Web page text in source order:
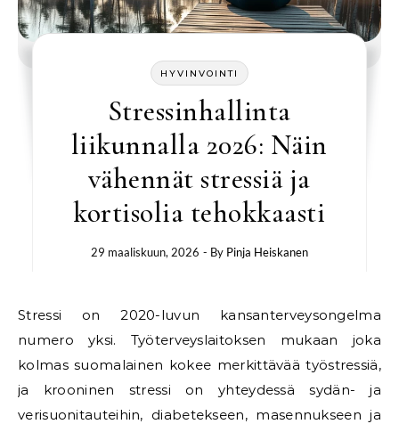
HYVINVOINTI
Stressinhallinta
liikunnalla 2026: Näin
vähennät stressiä ja
kortisolia tehokkaasti
29 maaliskuun, 2026 - By Pinja Heiskanen
Stressi on 2020-luvun kansanterveysongelma
numero yksi. Työterveyslaitoksen mukaan joka
kolmas suomalainen kokee merkittävää työstressiä,
ja krooninen stressi on yhteydessä sydän- ja
verisuonitauteihin, diabetekseen, masennukseen ja